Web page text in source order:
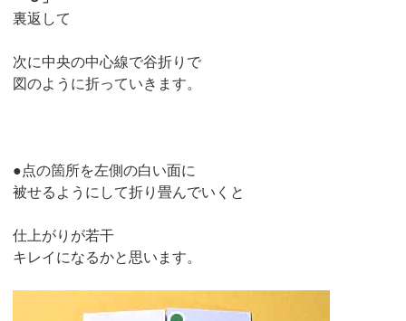
裏返して
次に中央の中心線で谷折りで
図のように折っていきます。
●点の箇所を左側の白い面に
被せるようにして折り畳んでいくと
仕上がりが若干
キレイになるかと思います。